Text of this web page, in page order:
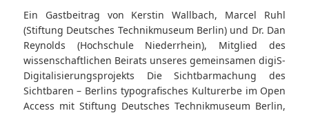
Ein Gastbeitrag von Kerstin Wallbach, Marcel Ruhl
(Stiftung Deutsches Technikmuseum Berlin) und Dr. Dan
Reynolds (Hochschule Niederrhein), Mitglied des
wissenschaftlichen Beirats unseres gemeinsamen digiS-
Digitalisierungsprojekts Die Sichtbarmachung des
Sichtbaren – Berlins typografisches Kulturerbe im Open
Access mit Stiftung Deutsches Technikmuseum Berlin,